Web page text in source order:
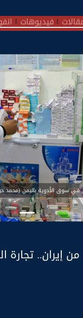
فيديوهات
سوق الأدوية باليمن (محمد
من إيران..